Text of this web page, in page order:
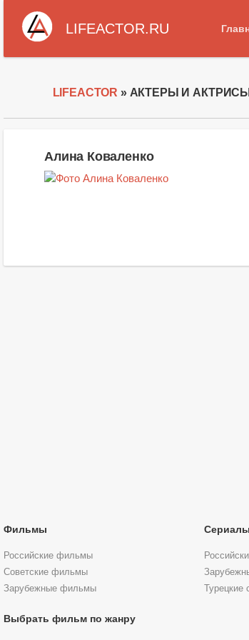
LIFEACTOR.RU
LIFEACTOR » АКТЕРЫ И АКТРИСЫ
Алина Коваленко
Фильмы
Российские фильмы
Советские фильмы
Зарубежные фильмы
Сериалы
Турецкие
Выбрать фильм по жанру